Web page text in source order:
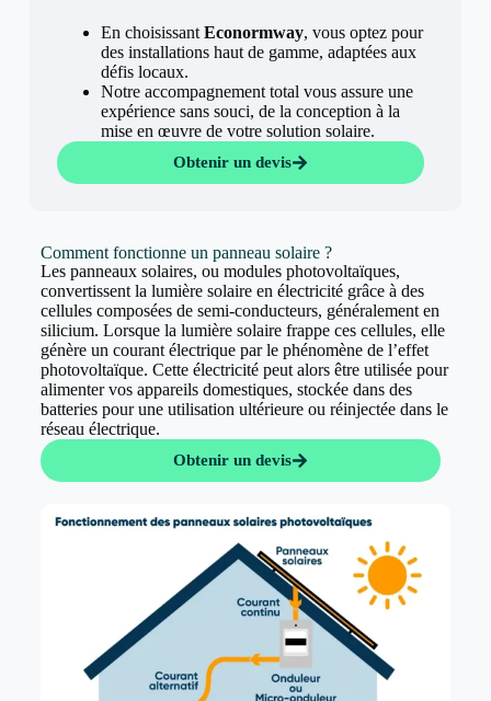
En choisissant Econormway, vous optez pour
des installations haut de gamme, adaptées aux
défis locaux.
Notre accompagnement total vous assure une
expérience sans souci, de la conception à la
mise en œuvre de votre solution solaire.
Obtenir un devis
Comment fonctionne un panneau solaire ?
Les panneaux solaires, ou modules photovoltaïques,
convertissent la lumière solaire en électricité grâce à des
cellules composées de semi-conducteurs, généralement en
silicium. Lorsque la lumière solaire frappe ces cellules, elle
génère un courant électrique par le phénomène de l’effet
photovoltaïque. Cette électricité peut alors être utilisée pour
alimenter vos appareils domestiques, stockée dans des
batteries pour une utilisation ultérieure ou réinjectée dans le
réseau électrique.
Obtenir un devis